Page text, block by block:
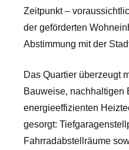
Zeitpunkt –
der geförderten
Abstimmung mit der
Das Quartier überzeugt
Bauweise, nachhaltigen
energieeffizienten
gesorgt:
Fahrradabstellräume